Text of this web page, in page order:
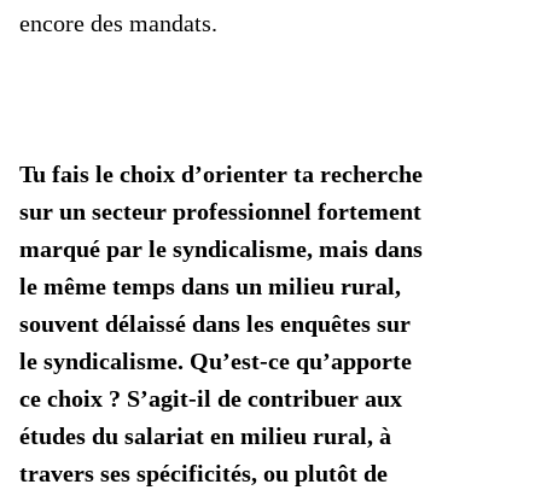
encore des mandats.
Tu fais le choix d’orienter ta recherche
sur un secteur professionnel fortement
marqué par le syndicalisme, mais dans
le même temps dans un milieu rural,
souvent délaissé dans les enquêtes sur
le syndicalisme. Qu’est-ce qu’apporte
ce choix ? S’agit-il de contribuer aux
études du salariat en milieu rural, à
travers ses spécificités, ou plutôt de